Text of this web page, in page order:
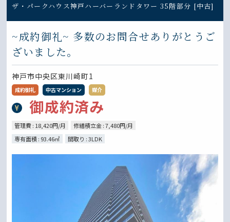
ザ・パークハウス神戸ハーバーランドタワー 35階部分 [中古]
~成約御礼~ 多数のお問合せありがとうご
ざいました。
神戸市中央区東川崎町1
成約御礼 中古マンション 媒介
御成約済み
管理費 : 18,420円/月
修繕積立金 : 7,480円/月
専有面積 : 93.46㎡
間取り : 3LDK